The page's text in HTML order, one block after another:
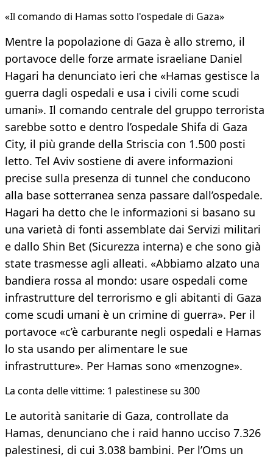
​«Il comando di Hamas sotto l'ospedale di Gaza»
Mentre la popolazione di Gaza è allo stremo, il
portavoce delle forze armate israeliane Daniel
Hagari ha denunciato ieri che «Hamas gestisce la
guerra dagli ospedali e usa i civili come scudi
umani». Il comando centrale del gruppo terrorista
sarebbe sotto e dentro l’ospedale Shifa di Gaza
City, il più grande della Striscia con 1.500 posti
letto. Tel Aviv sostiene di avere informazioni
precise sulla presenza di tunnel che conducono
alla base sotterranea senza passare dall’ospedale.
Hagari ha detto che le informazioni si basano su
una varietà di fonti assemblate dai Servizi militari
e dallo Shin Bet (Sicurezza interna) e che sono già
state trasmesse agli alleati. «Abbiamo alzato una
bandiera rossa al mondo: usare ospedali come
infrastrutture del terrorismo e gli abitanti di Gaza
come scudi umani è un crimine di guerra». Per il
portavoce «c’è carburante negli ospedali e Hamas
lo sta usando per alimentare le sue
infrastrutture». Per Hamas sono «menzogne».
La conta delle vittime: 1 palestinese su 300
Le autorità sanitarie di Gaza, controllate da
Hamas, denunciano che i raid hanno ucciso 7.326
palestinesi, di cui 3.038 bambini. Per l’Oms un